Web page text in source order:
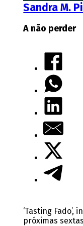
Sandra M.
A não perder
‘Tasting
próximas